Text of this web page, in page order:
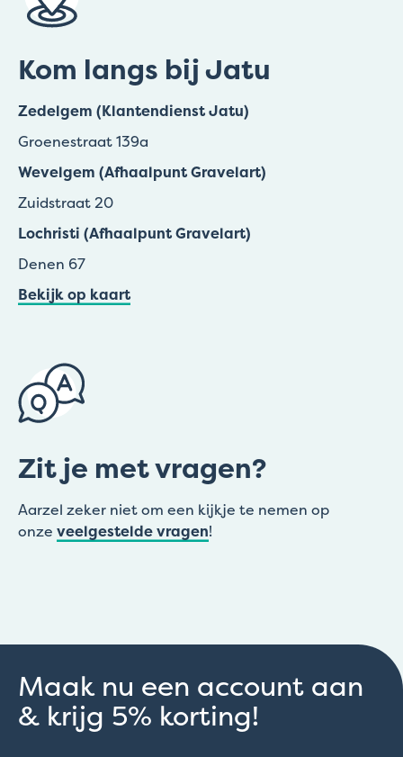
Kom langs bij Jatu
Zedelgem (Klantendienst Jatu)
Groenestraat 139a
Wevelgem (Afhaalpunt Gravelart)
Zuidstraat 20
Lochristi (Afhaalpunt Gravelart)
Denen 67
Bekijk op kaart
Zit je met vragen?
Aarzel zeker niet om een kijkje te nemen op
onze veelgestelde vragen!
Maak nu een account aan
& krijg 5% korting!